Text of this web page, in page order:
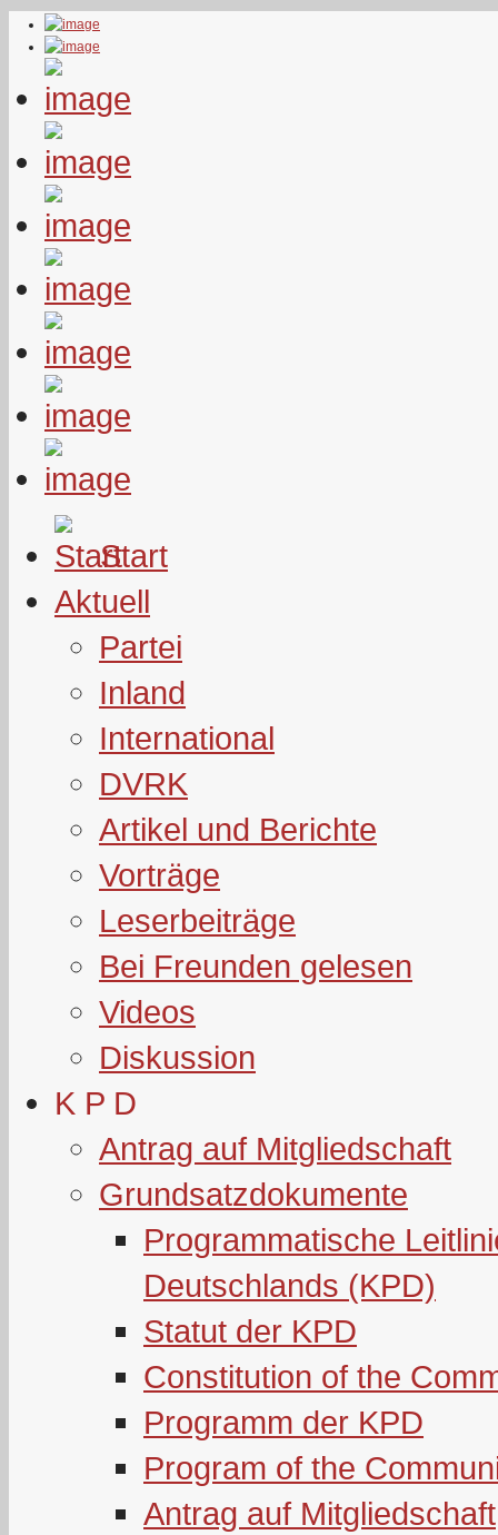
Start
Aktuell
Partei
Inland
International
DVRK
Artikel und Berichte
Vorträge
Leserbeiträge
Bei Freunden gelesen
Videos
Diskussion
K P D
Antrag auf Mitgliedschaft
Grundsatzdokumente
Programmatische
Deutschlands (KPD)
Statut der KPD
Constitution of the
Programm der KPD
Program of the
Antrag auf Mitgliedschaft